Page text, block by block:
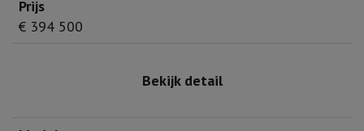
€ 394 500
Bekijk detail